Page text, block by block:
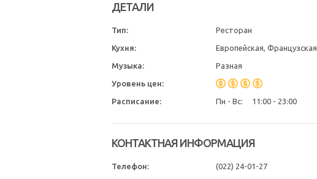
ДЕТАЛИ
Тип: Ресторан
Кухня: Европейская, Французская
Музыка: Разная
Уровень цен:
Расписание: Пн - Вс: 11:00 - 23:00
КОНТАКТНАЯ ИНФОРМАЦИЯ
Телефон: (022) 24-01-27